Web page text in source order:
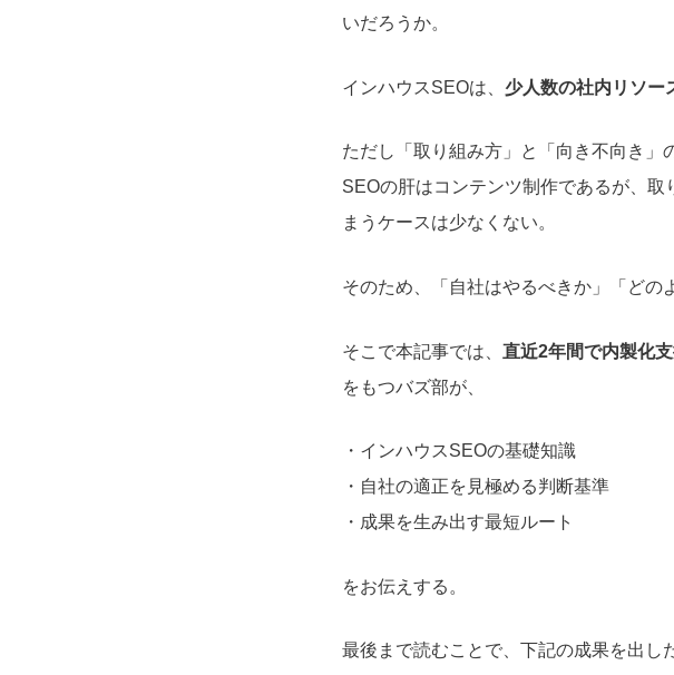
いだろうか。
インハウスSEOは、 少人数の社内リソー
ただし「取り組み方」と「向き不向き」
SEOの肝はコンテンツ制作であるが、
まうケースは少なくない。
そのため、「自社はやるべきか」「どの
そこで本記事では、 直近2年間で内製化
をもつバズ部が、
・インハウスSEOの基礎知識
・自社の適正を見極める判断基準
・成果を生み出す最短ルート
をお伝えする。
最後まで読むことで、下記の成果を出し